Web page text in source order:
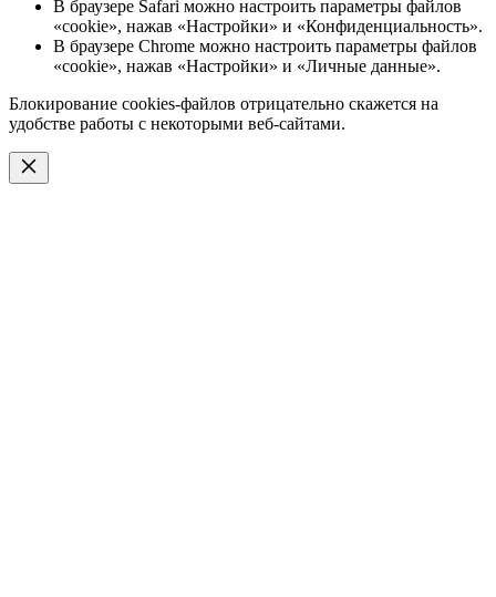
В браузере Safari можно настроить параметры файлов
«cookie», нажав «Настройки» и «Конфиденциальность».
В браузере Chrome можно настроить параметры файлов
«cookie», нажав «Настройки» и «Личные данные».
Блокирование cookies-файлов отрицательно скажется на
удобстве работы с некоторыми веб-сайтами.